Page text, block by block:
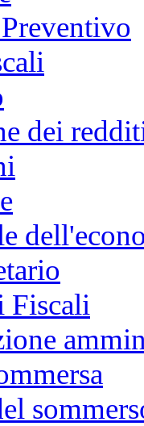
dei
Fiscali